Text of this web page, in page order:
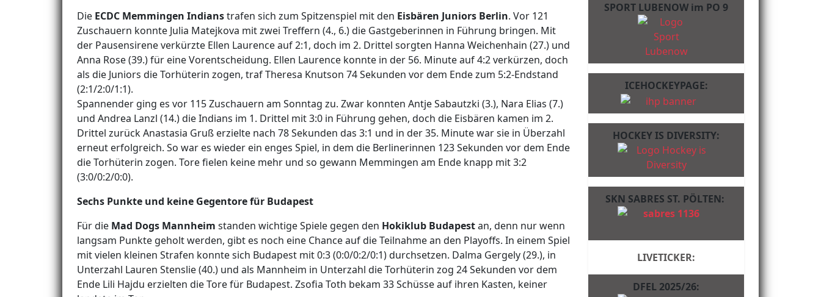
Die ECDC Memmingen Indianstrafen sich zum Spitzenspiel mit den Eisbären Juniors Berlin. Vor 121
Zuschauern konnte Julia Matejkova mit zwei Treffern (4., 6.) die Gastgeberinnen in Führung bringen. Mit
der Pausensirene verkürzte Ellen Laurence auf 2:1, doch im 2. Drittel sorgten Hanna Weichenhain (27.) und
Anna Rose (39.) für eine Vorentscheidung. Ellen Laurence konnte in der 56. Minute auf 4:2 verkürzen, doch
als die Juniors die Torhüterin zogen, traf Theresa Knutson 74 Sekunden vor dem Ende zum 5:2-Endstand
(2:1/2:0/1:1).
Spannender ging es vor 115 Zuschauern am Sonntag zu. Zwar konnten Antje Sabautzki (3.), Nara Elias (7.)
und Andrea Lanzl (14.) die Indians im 1. Drittel mit 3:0 in Führung gehen, doch die Eisbären kamen im 2.
Drittel zurück Anastasia Gruß erzielte nach 78 Sekunden das 3:1 und in der 35. Minute war sie in Überzahl
erneut erfolgreich. So war es wieder ein enges Spiel, in dem die Berlinerinnen 123 Sekunden vor dem Ende
die Torhüterin zogen. Tore fielen keine mehr und so gewann Memmingen am Ende knapp mit 3:2
(3:0/0:2/0:0).
Sechs Punkte und keine Gegentore für Budapest
Für die Mad Dogs Mannheim standen wichtige Spiele gegen den Hokiklub Budapestan, denn nur wenn
langsam Punkte geholt werden, gibt es noch eine Chance auf die Teilnahme an den Playoffs. In einem Spiel
mit vielen kleinen Strafen konnte sich Budapest mit 0:3 (0:0/0:2/0:1) durchsetzen. Dalma Gergely (29.), in
Unterzahl Lauren Stenslie (40.) und als Mannheim in Unterzahl die Torhüterin zog 24 Sekunden vor dem
Ende Lili Hajdu erzielten die Tore für Budapest. Zsofia Toth bekam 33 Schüsse auf ihren Kasten, keiner
SPORT LUBENOW im PO 9
ICEHOCKEYPAGE:
HOCKEY IS DIVERSITY:
SKN SABRES ST. PÖLTEN:
LIVETICKER:
DFEL 2025/26: